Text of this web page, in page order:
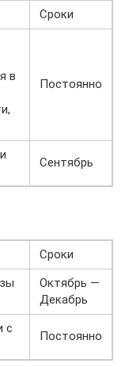
Сроки
в
Постоянно
Сентябрь
Сроки
Октябрь —
Декабрь
с
Постоянно